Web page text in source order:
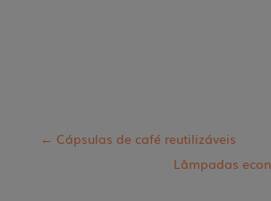
← Cápsulas de café reutilizáveis
Lâmpadas